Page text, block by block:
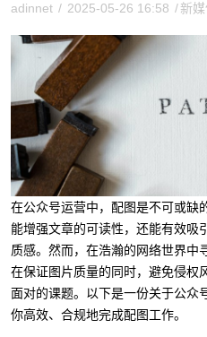
adinnet / 2025-05-26 16:58 /新
在公众号运营中，配图是不可或缺
能增强文章的可读性，还能有效吸
质感。然而，在浩瀚的网络世界中
在保证图片质量的同时，避免侵权
面对的课题。以下是一份关于公众
你高效、合规地完成配图工作。